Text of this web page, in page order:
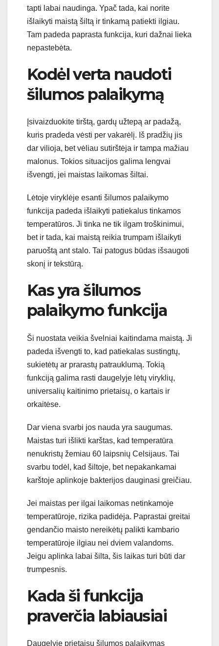
tapti labai naudinga. Ypač tada, kai norite
išlaikyti maistą šiltą ir tinkamą patiekti ilgiau.
Tam padeda paprasta funkcija, kuri dažnai lieka
nepastebėta.
Kodėl verta naudoti
šilumos palaikymą
Įsivaizduokite tirštą, gardų užtepą ar padažą,
kuris pradeda vėsti per vakarėlį. Iš pradžių jis
dar vilioja, bet vėliau sutirštėja ir tampa mažiau
malonus. Tokios situacijos galima lengvai
išvengti, jei maistas laikomas šiltai.
Lėtoje viryklėje esanti šilumos palaikymo
funkcija padeda išlaikyti patiekalus tinkamos
temperatūros. Ji tinka ne tik ilgam troškinimui,
bet ir tada, kai maistą reikia trumpam išlaikyti
paruoštą ant stalo. Tai patogus būdas išsaugoti
skonį ir tekstūrą.
Kas yra šilumos
palaikymo funkcija
Ši nuostata veikia švelniai kaitindama maistą. Ji
padeda išvengti to, kad patiekalas sustingtų,
sukietėtų ar prarastų patrauklumą. Tokią
funkciją galima rasti daugelyje lėtų viryklių,
universalių kaitinimo prietaisų, o kartais ir
orkaitėse.
Dar viena svarbi jos nauda yra saugumas.
Maistas turi išlikti karštas, kad temperatūra
nenukristų žemiau 60 laipsnių Celsijaus. Tai
svarbu todėl, kad šiltoje, bet nepakankamai
karštoje aplinkoje bakterijos dauginasi greičiau.
Jei maistas per ilgai laikomas netinkamoje
temperatūroje, rizika padidėja. Paprastai greitai
gendančio maisto nereikėtų palikti kambario
temperatūroje ilgiau nei dviem valandoms.
Jeigu aplinka labai šilta, šis laikas turi būti dar
trumpesnis.
Kada ši funkcija
praverčia labiausiai
Daugelyje prietaisų šilumos palaikymas